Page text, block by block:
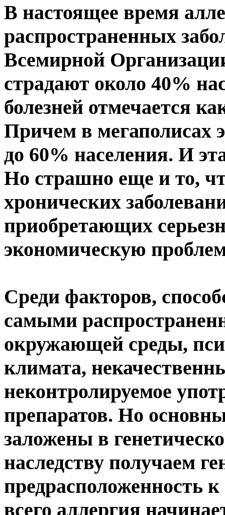
В настоящее время
распространенных
Всемирной
страдают около 40%
болезней отмечается
Причем в мегаполисах
до 60% населения. И
Но страшно еще и то,
хронических
приобретающих
экономическую
Среди факторов,
самыми
окружающей среды,
климата,
неконтролируемое
препаратов. Но
заложены в
наследству получаем
предрасположенность
всего аллергия